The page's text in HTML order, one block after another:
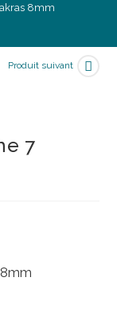
8mm
Produit suivant
7